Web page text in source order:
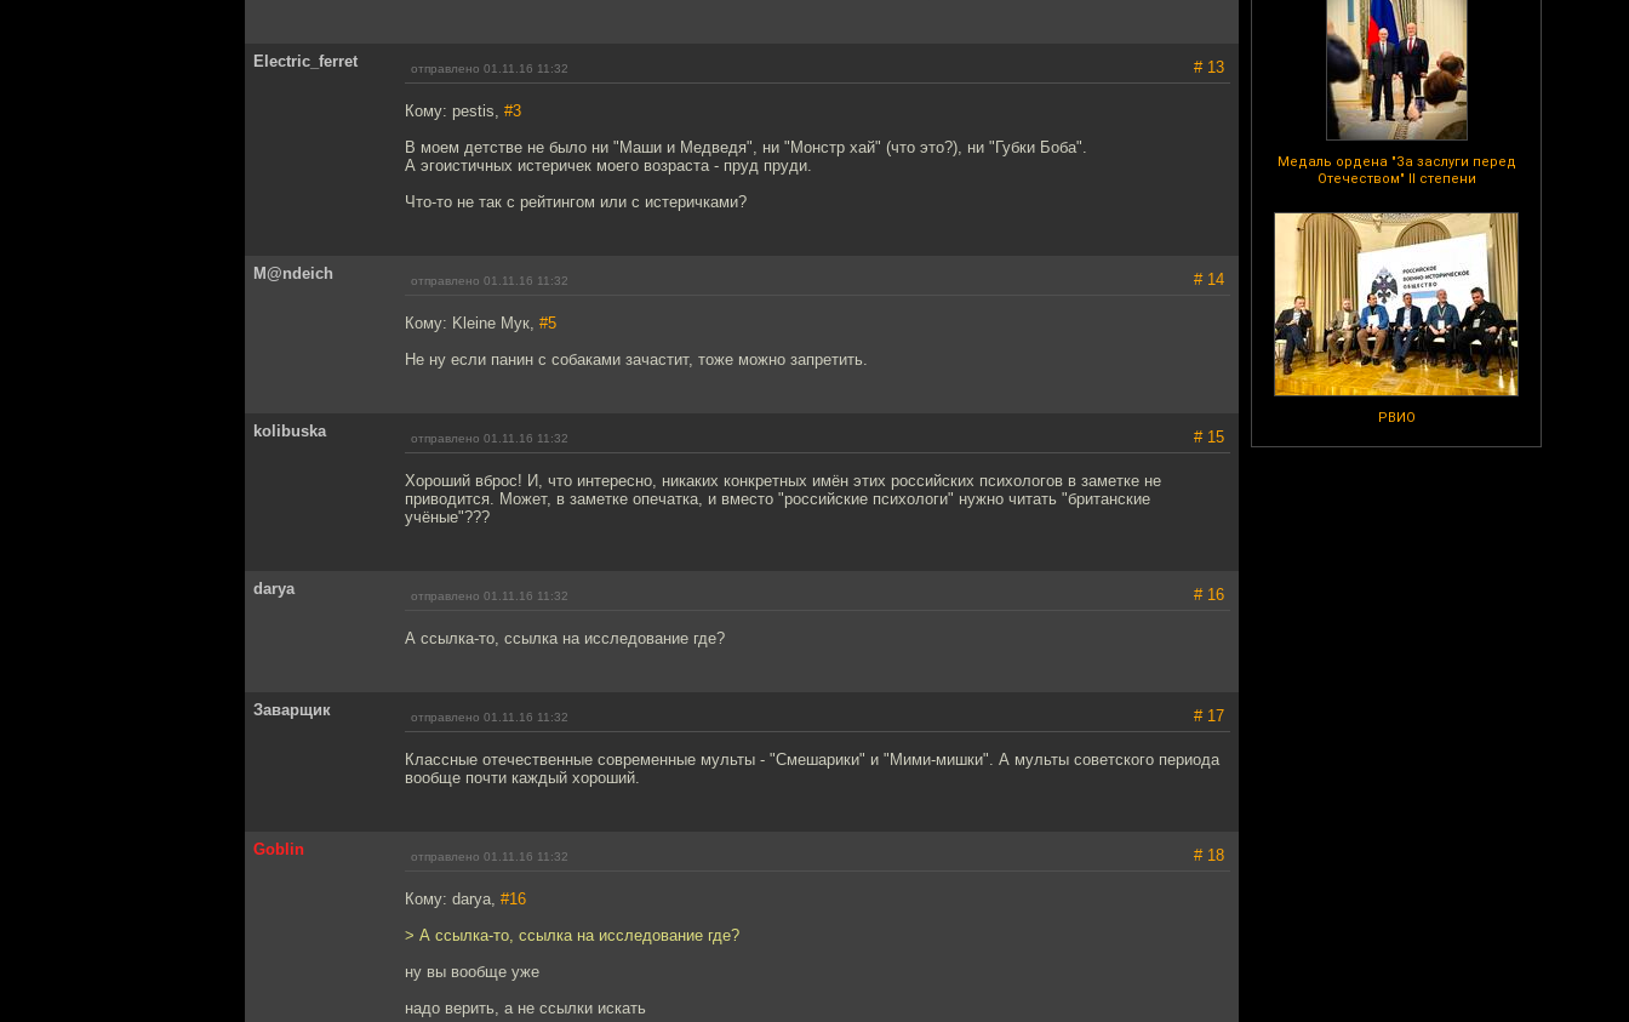
Медаль ордена "За заслуги перед
Отечеством" II степени
РВИО
Electric_ferret отправлено 01.11.16 11:32 # 13
Кому: pestis, #3
В моем детстве не было ни "Маши и Медведя", ни "Монстр хай" (что это?), ни "Губки Боба".
А эгоистичных истеричек моего возраста - пруд пруди.
Что-то не так с рейтингом или с истеричками?
M@ndeich отправлено 01.11.16 11:32 # 14
Кому: Kleine Мук, #5
Не ну если панин с собаками зачастит, тоже можно запретить.
kolibuska отправлено 01.11.16 11:32 # 15
Хороший вброс! И, что интересно, никаких конкретных имён этих российских психологов в заметке не
приводится. Может, в заметке опечатка, и вместо "российские психологи" нужно читать "британские
учёные"???
darya отправлено 01.11.16 11:32 # 16
А ссылка-то, ссылка на исследование где?
Заварщик отправлено 01.11.16 11:32 # 17
Классные отечественные современные мульты - "Смешарики" и "Мими-мишки". А мульты советского периода
вообще почти каждый хороший.
Goblin отправлено 01.11.16 11:32 # 18
Кому: darya, #16
> А ссылка-то, ссылка на исследование где?
ну вы вообще уже
надо верить, а не ссылки искать